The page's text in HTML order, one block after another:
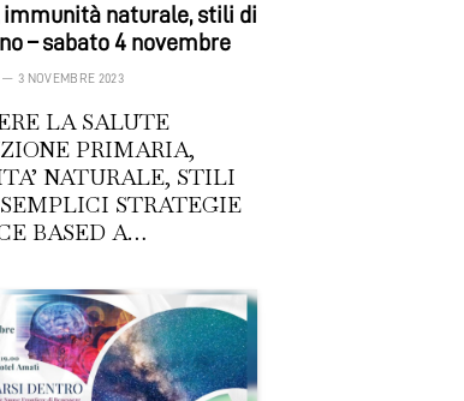
naturale, stili di
– sabato 4 novembre
3 NOVEMBRE 2023
LA SALUTE
PRIMARIA,
NATURALE, STILI
STRATEGIE
BASED A…